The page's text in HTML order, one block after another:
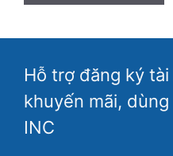
Hỗ trợ đăng ký
khuyến mãi,
INC